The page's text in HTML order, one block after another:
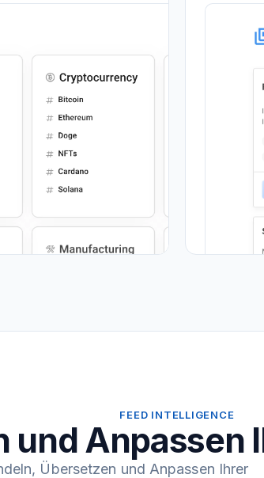
FEED INTELLIGENCE
und Anpassen
Übersetzen und Anpassen Ihrer